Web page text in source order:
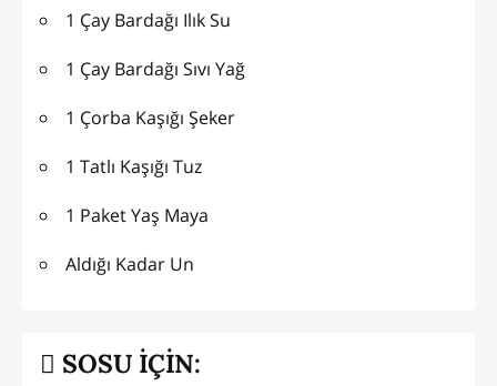
1 Çay Bardağı Ilık Su
1 Çay Bardağı Sıvı Yağ
1 Çorba Kaşığı Şeker
1 Tatlı Kaşığı Tuz
1 Paket Yaş Maya
Aldığı Kadar Un
SOSU İÇİN: